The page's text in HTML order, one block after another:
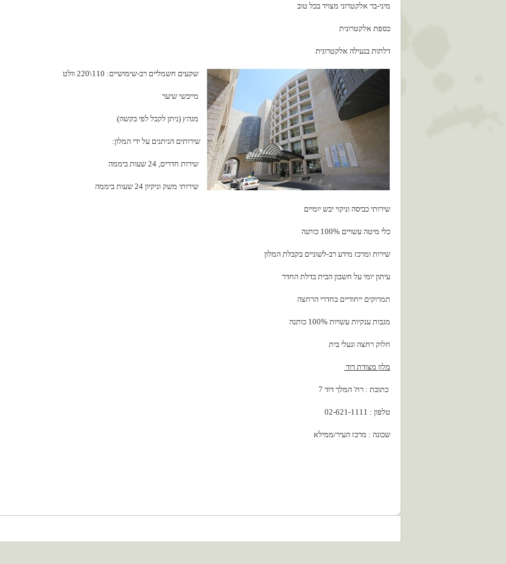
מיני-בר אלקטרוני מצויד בכל טוב
כספת אלקטרונית
דלתות בנעילה אלקטרונית
שקעים חשמליים רב-שימושיים: 110\220 וולט
מייבשי שיער
מגהץ (ניתן לקבל לפי בקשה)
שירותים הניתנים על ידי המלון:
שירות חדרים, 24 שעות ביממה
שירותי משק וניקיון 24 שעות ביממה
שירותי כביסה וניקוי יבש יומיים
כלי מיטה עשויים 100% כותנה
שירות ומרכז מידע רב-לשוניים בקבלת המלון
עיתון יומי על חשבון הבית בדלת החדר
תמרוקים ייחודיים בחדרי הרחצה
מגבות ענקיות עשויות 100% כותנה
חלוק רחצה ונעלי בית
מלון מצודת דוד
כתובת : רח' המלך דוד 7
טלפון : 02-621-1111
שכונה : מרכז העיר/ממילא